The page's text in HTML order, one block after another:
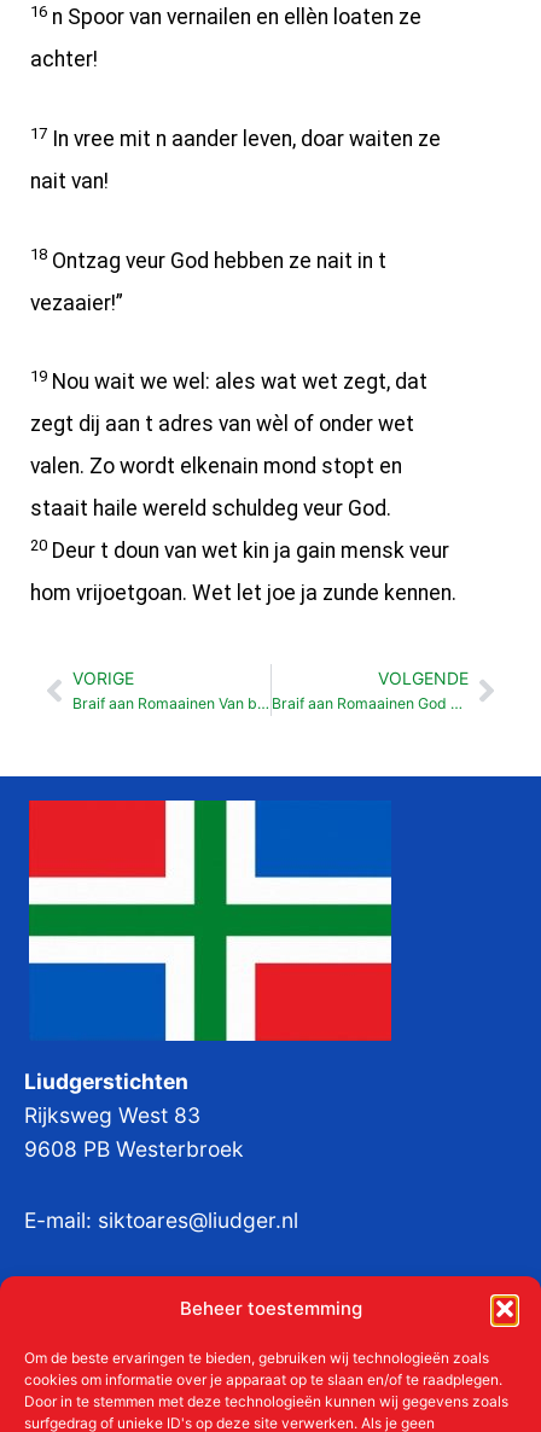
Beheer toestemming
Om de beste ervaringen te bieden, gebruiken wij technologieën zoals
cookies om informatie over je apparaat op te slaan en/of te raadplegen.
Door in te stemmen met deze technologieën kunnen wij gegevens zoals
surfgedrag of unieke ID's op deze site verwerken. Als je geen
16 n Spoor van vernailen en ellèn loaten ze
achter!
17
In vree mit n aander leven, doar waiten ze
nait van!
18 Ontzag veur God hebben ze nait in t
vezaaier!”
19 Nou wait we wel: ales wat wet zegt, dat
zegt dij aan t adres van wèl of onder wet
valen. Zo wordt elkenain mond stopt en
staait haile wereld schuldeg veur God.
20 Deur t doun van wet kin ja gain mensk veur
hom vrijoetgoan. Wet let joe ja zunde kennen.
Vorige
VORIGE
Braif aan Romaainen Van binnen mout ie Jeud wezen (2:17-29)
VOLGENDE
Braif aan Romaainen God sprekt vrij wèl op Jezus vertraauwt (3:21-30)
Liudgerstichten
Rijksweg West 83
9608 PB Westerbroek
E-mail: siktoares@liudger.nl
KvKnr:41011712